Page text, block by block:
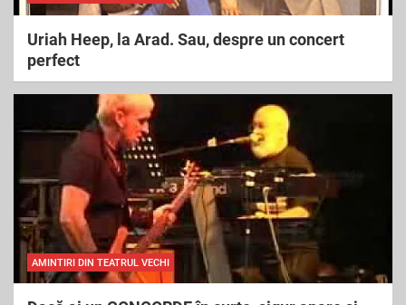
Uriah Heep, la Arad. Sau, despre un concert
perfect
AMINTIRI DIN TEATRUL VECHI